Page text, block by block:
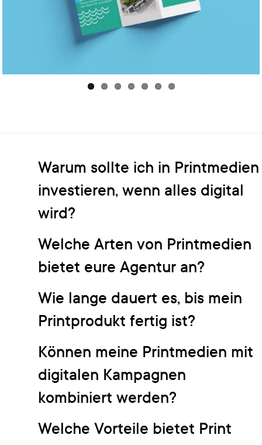
Warum sollte ich in Printmedien
investieren, wenn alles digital
wird?
Welche Arten von Printmedien
bietet eure Agentur an?
Wie lange dauert es, bis mein
Printprodukt fertig ist?
Können meine Printmedien mit
digitalen Kampagnen
kombiniert werden?
Welche Vorteile bietet Print